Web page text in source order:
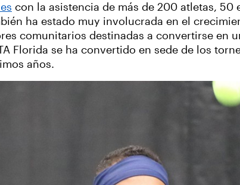
con la asistencia de más de 200 atletas,
ha estado muy involucrada en el
comunitarios destinadas a convertirse en
Florida se ha convertido en sede de los
años.